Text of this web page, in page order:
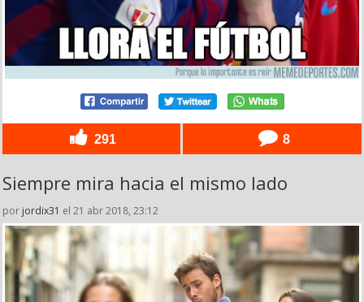
291 8
Siempre mira hacia el mismo lado
por jordix31 el 21 abr 2018, 23:12